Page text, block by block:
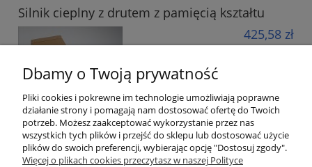
Silnik cieplny z drutem z pamięcią kształtu
425,58 zł
346,00 zł
Informacje
Dbamy o Twoją prywatność
Pliki cookies i pokrewne im technologie umożliwiają poprawne
działanie strony i pomagają nam dostosować ofertę do Twoich
potrzeb. Możesz zaakceptować wykorzystanie przez nas
wszystkich tych plików i przejść do sklepu lub dostosować użycie
plików do swoich preferencji, wybierając opcję "Dostosuj zgody".
Więcej o plikach cookies przeczytasz w naszej Polityce